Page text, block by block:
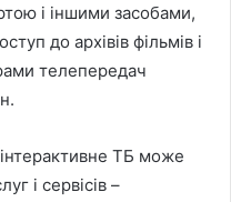
і іншими засобами,
до архівів фільмів і
телепередач
ТБ може
і сервісів –